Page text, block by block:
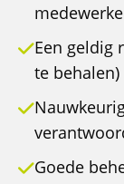
Een geldig
te behalen)
Goede